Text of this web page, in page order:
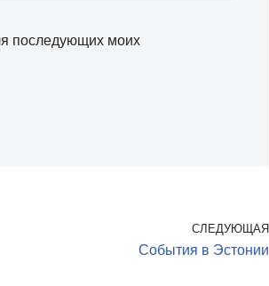
последующих моих
СЛЕДУЮЩАЯ
События в Эстонии